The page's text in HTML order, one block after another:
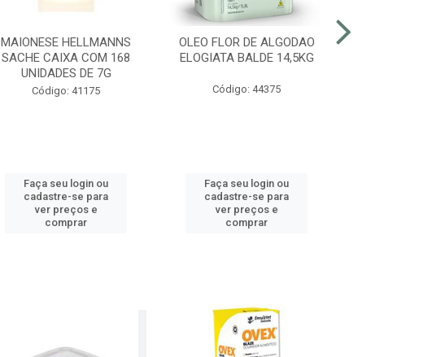
MAIONESE HELLMANNS
SACHE CAIXA COM 168
UNIDADES DE 7G
Código: 41175
Faça seu login ou
cadastre-se para
ver preços e
comprar
OLEO FLOR DE ALGODAO
ELOGIATA BALDE 14,5KG
Código: 44375
Faça seu login ou
cadastre-se para
ver preços e
comprar